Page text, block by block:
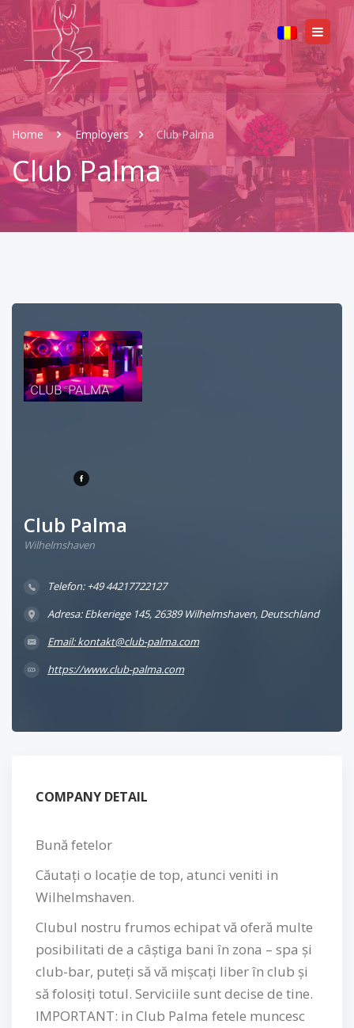
Home Employers Club Palma
Club Palma
Club Palma
Wilhelmshaven
Telefon: +49 44217722127
Adresa: Ebkeriege 145, 26389 Wilhelmshaven, Deutschland
Email: kontakt@club-palma.com
https://www.club-palma.com
COMPANY DETAIL
Bună fetelor
Căutați o locație de top, atunci veniti in
Wilhelmshaven.
Clubul nostru frumos echipat vă oferă multe
posibilitati de a câștiga bani în zona – spa și
club-bar, puteți să vă mișcați liber în club și
să folosiți totul. Serviciile sunt decise de tine.
IMPORTANT: in Club Palma fetele muncesc